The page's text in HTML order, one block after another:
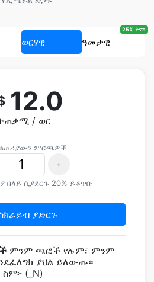
ወርሃዊ ዓመታዊ
25% ቅናሽ
12.0
/ ወር
ምርጫዎች
+
በላይ ሲያደርጉ 20% ይቆጥቡ
ያድርጉ
ምንም ጫፎች የሉም፣ ምንም
ያህል ይለውጡ።
(_N)